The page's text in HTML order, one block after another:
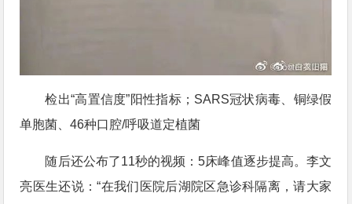
检出“高置信度”阳性指标；SARS冠状病毒、铜绿假
单胞菌、46种口腔/呼吸道定植菌
随后还公布了11秒的视频：5床峰值逐步提高。李文
亮医生还说：“在我们医院后湖院区急诊科隔离，请大家